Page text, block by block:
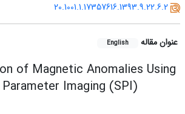
20.1001.1.17357616.1393.9.22.6.2
عنوان مقاله English
of Magnetic Anomalies Using
Imaging (SPI)